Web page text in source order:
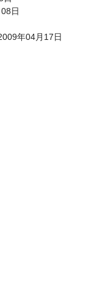
日
年04月17日